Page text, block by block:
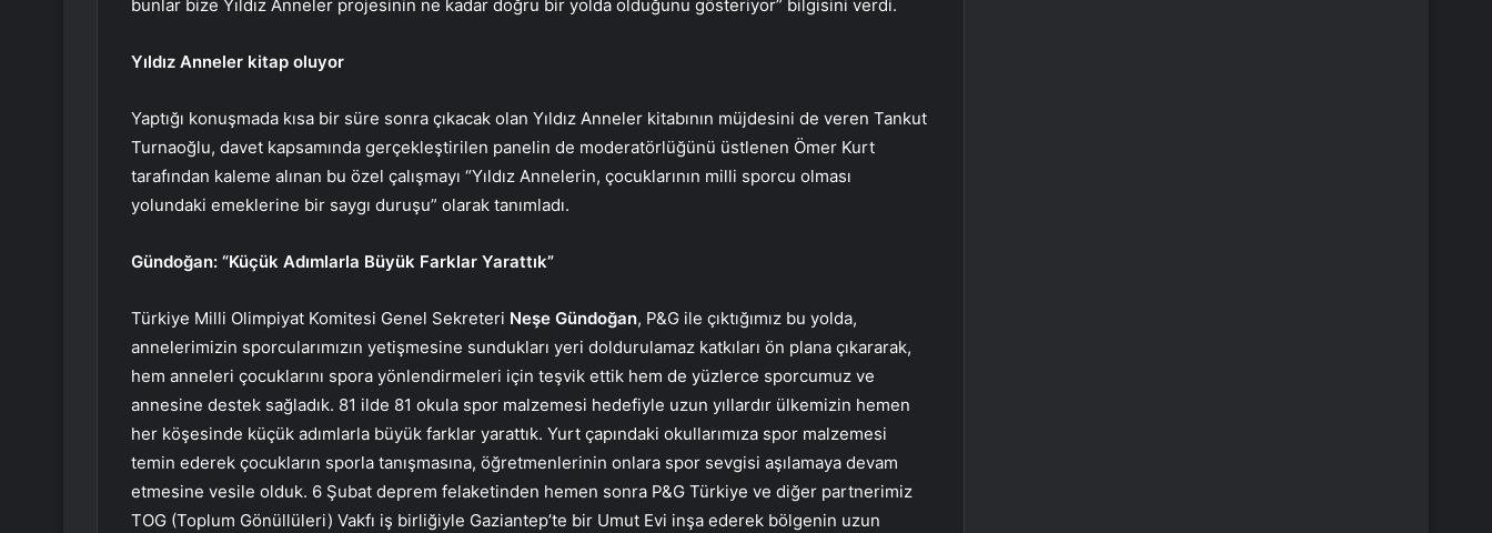
bunlar bize Yıldız Anneler projesinin ne kadar doğru bir yolda olduğunu gösteriyor” bilgisini verdi.
Yıldız Anneler kitap oluyor
Yaptığı konuşmada kısa bir süre sonra çıkacak olan Yıldız Anneler kitabının müjdesini de veren Tankut
Turnaoğlu, davet kapsamında gerçekleştirilen panelin de moderatörlüğünü üstlenen Ömer Kurt
tarafından kaleme alınan bu özel çalışmayı “Yıldız Annelerin, çocuklarının milli sporcu olması
yolundaki emeklerine bir saygı duruşu” olarak tanımladı.
Gündoğan: “Küçük Adımlarla Büyük Farklar Yarattık”
Türkiye Milli Olimpiyat Komitesi Genel Sekreteri Neşe Gündoğan, P&G ile çıktığımız bu yolda,
annelerimizin sporcularımızın yetişmesine sundukları yeri doldurulamaz katkıları ön plana çıkararak,
hem anneleri çocuklarını spora yönlendirmeleri için teşvik ettik hem de yüzlerce sporcumuz ve
annesine destek sağladık. 81 ilde 81 okula spor malzemesi hedefiyle uzun yıllardır ülkemizin hemen
her köşesinde küçük adımlarla büyük farklar yarattık. Yurt çapındaki okullarımıza spor malzemesi
temin ederek çocukların sporla tanışmasına, öğretmenlerinin onlara spor sevgisi aşılamaya devam
etmesine vesile olduk. 6 Şubat deprem felaketinden hemen sonra P&G Türkiye ve diğer partnerimiz
TOG (Toplum Gönüllüleri) Vakfı iş birliğiyle Gaziantep’te bir Umut Evi inşa ederek bölgenin uzun